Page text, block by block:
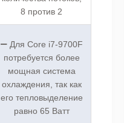
8 против 2
Для Core i7-9700F
потребуется более
мощная система
охлаждения, так как
его тепловыделение
равно 65 Ватт